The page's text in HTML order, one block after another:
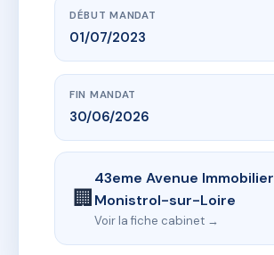
DÉBUT MANDAT
01/07/2023
FIN MANDAT
30/06/2026
🏢
43eme Avenue Immobilier
Monistrol-sur-Loire
Voir la fiche cabinet →